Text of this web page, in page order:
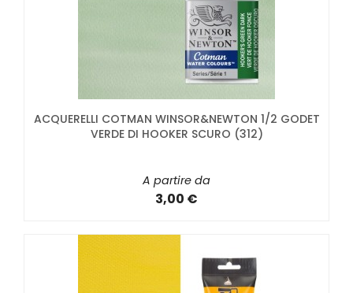
ACQUERELLI COTMAN WINSOR&NEWTON 1/2 GODET
VERDE DI HOOKER SCURO (312)
A partire da
3,00 €